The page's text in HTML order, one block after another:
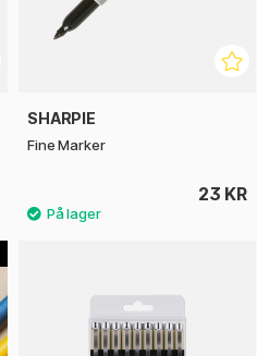
SHARPIE
Fine Marker
23 KR